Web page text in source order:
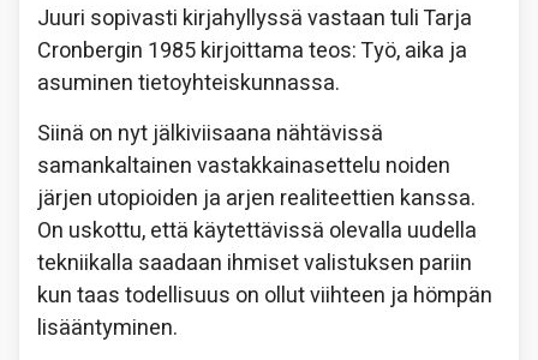
Juuri sopivasti kirjahyllyssä vastaan tuli Tarja
Cronbergin 1985 kirjoittama teos: Työ, aika ja
asuminen tietoyhteiskunnassa.
Siinä on nyt jälkiviisaana nähtävissä
samankaltainen vastakkainasettelu noiden
järjen utopioiden ja arjen realiteettien kanssa.
On uskottu, että käytettävissä olevalla uudella
tekniikalla saadaan ihmiset valistuksen pariin
kun taas todellisuus on ollut viihteen ja hömpän
lisääntyminen.